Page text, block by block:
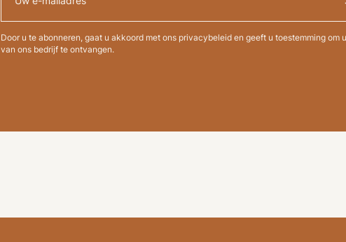
Door u te abonneren, gaat u akkoord met ons privacybeleid en geeft u toestemming om
van ons bedrijf te ontvangen.